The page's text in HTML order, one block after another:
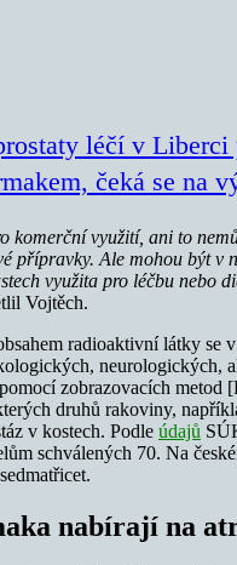
léčí v Liberci
čeká se na
komerční využití, ani to
přípravky. Ale mohou být v
využita pro léčbu nebo
Vojtěch.
radioaktivní látky se
neurologických,
zobrazovacích metod
druhů rakoviny,
v kostech. Podle údajů
schválených 70. Na
nabírají na